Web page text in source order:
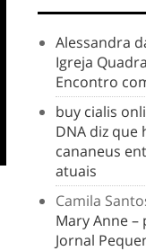
Alessandra
Igreja
Encontro
buy cialis
DNA diz que
cananeus
atuais
Camila
Mary Anne –
Jornal